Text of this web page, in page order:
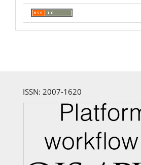
ISSN: 2007-1620